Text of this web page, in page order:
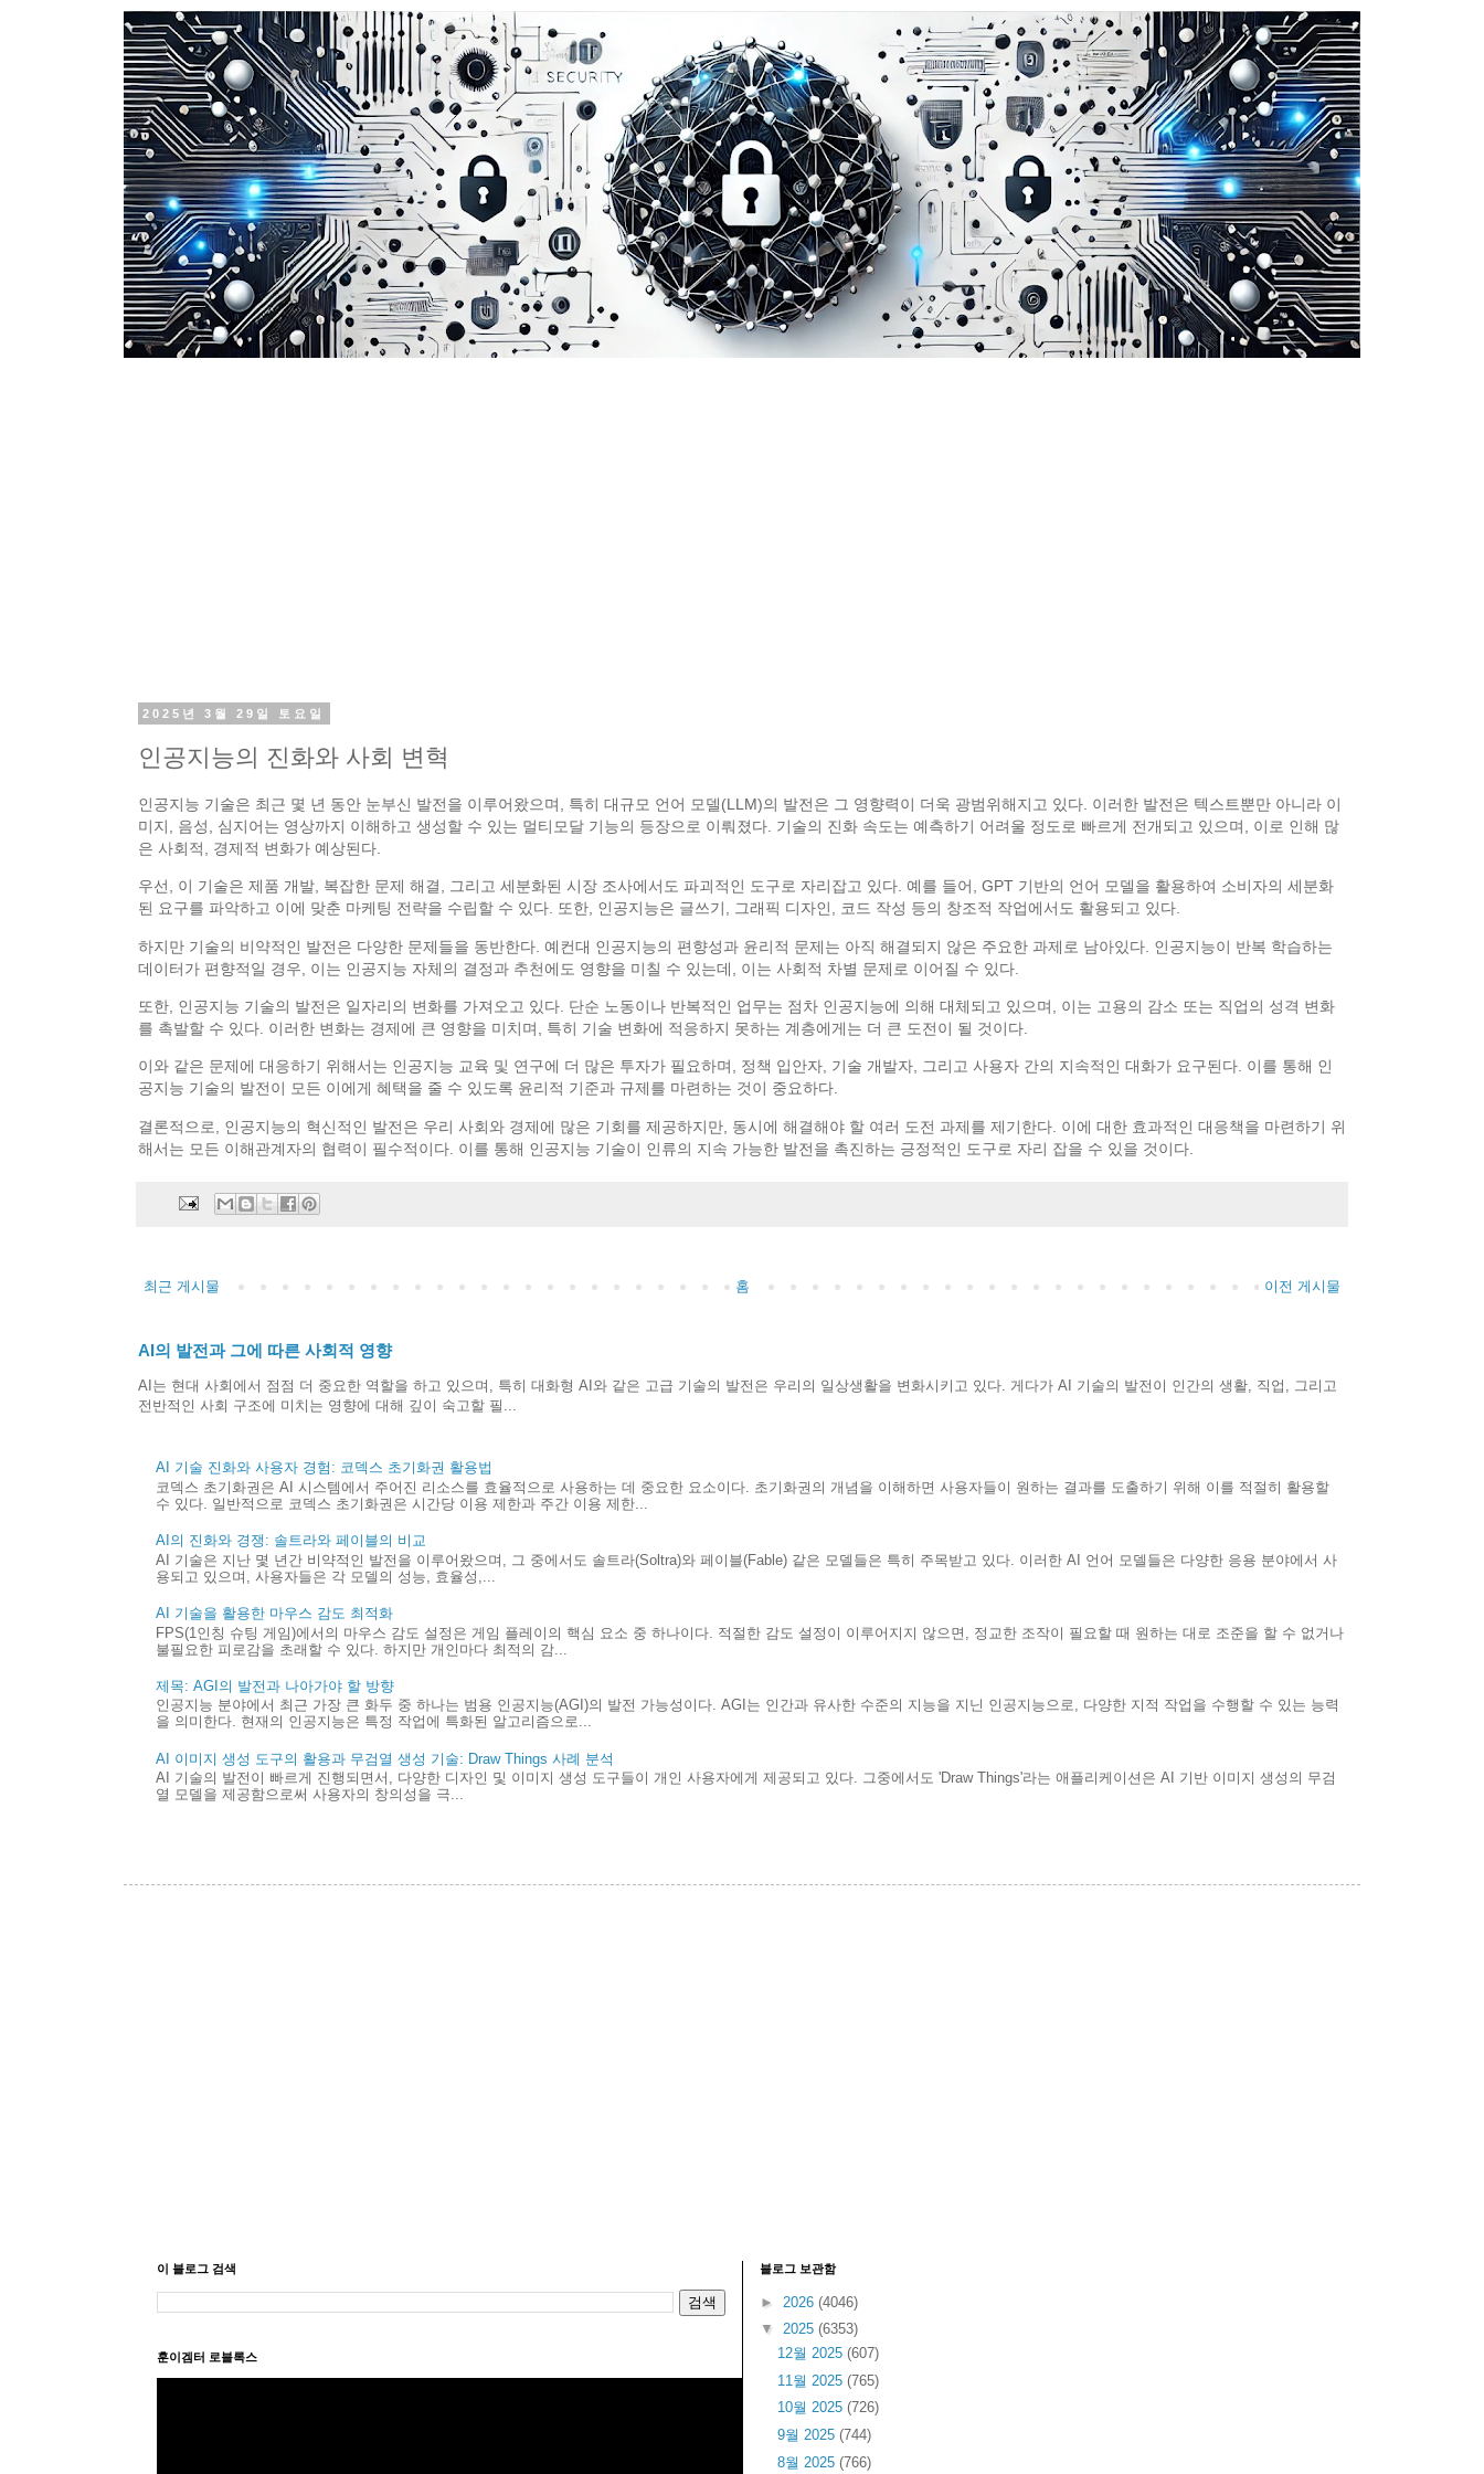
2025년 3월 29일 토요일
인공지능의 진화와 사회 변혁
인공지능 기술은 최근 몇 년 동안 눈부신 발전을 이루어왔으며, 특히 대규모 언어 모델(LLM)의 발전은 그 영향력이 더욱 광범위해지고 있다. 이러한 발전은 텍스트뿐만 아니라 이
미지, 음성, 심지어는 영상까지 이해하고 생성할 수 있는 멀티모달 기능의 등장으로 이뤄졌다. 기술의 진화 속도는 예측하기 어려울 정도로 빠르게 전개되고 있으며, 이로 인해 많
은 사회적, 경제적 변화가 예상된다.
우선, 이 기술은 제품 개발, 복잡한 문제 해결, 그리고 세분화된 시장 조사에서도 파괴적인 도구로 자리잡고 있다. 예를 들어, GPT 기반의 언어 모델을 활용하여 소비자의 세분화
된 요구를 파악하고 이에 맞춘 마케팅 전략을 수립할 수 있다. 또한, 인공지능은 글쓰기, 그래픽 디자인, 코드 작성 등의 창조적 작업에서도 활용되고 있다.
하지만 기술의 비약적인 발전은 다양한 문제들을 동반한다. 예컨대 인공지능의 편향성과 윤리적 문제는 아직 해결되지 않은 주요한 과제로 남아있다. 인공지능이 반복 학습하는
데이터가 편향적일 경우, 이는 인공지능 자체의 결정과 추천에도 영향을 미칠 수 있는데, 이는 사회적 차별 문제로 이어질 수 있다.
또한, 인공지능 기술의 발전은 일자리의 변화를 가져오고 있다. 단순 노동이나 반복적인 업무는 점차 인공지능에 의해 대체되고 있으며, 이는 고용의 감소 또는 직업의 성격 변화
를 촉발할 수 있다. 이러한 변화는 경제에 큰 영향을 미치며, 특히 기술 변화에 적응하지 못하는 계층에게는 더 큰 도전이 될 것이다.
이와 같은 문제에 대응하기 위해서는 인공지능 교육 및 연구에 더 많은 투자가 필요하며, 정책 입안자, 기술 개발자, 그리고 사용자 간의 지속적인 대화가 요구된다. 이를 통해 인
공지능 기술의 발전이 모든 이에게 혜택을 줄 수 있도록 윤리적 기준과 규제를 마련하는 것이 중요하다.
결론적으로, 인공지능의 혁신적인 발전은 우리 사회와 경제에 많은 기회를 제공하지만, 동시에 해결해야 할 여러 도전 과제를 제기한다. 이에 대한 효과적인 대응책을 마련하기 위
해서는 모든 이해관계자의 협력이 필수적이다. 이를 통해 인공지능 기술이 인류의 지속 가능한 발전을 촉진하는 긍정적인 도구로 자리 잡을 수 있을 것이다.
최근 게시물 이전 게시물
홈
AI의 발전과 그에 따른 사회적 영향
AI는 현대 사회에서 점점 더 중요한 역할을 하고 있으며, 특히 대화형 AI와 같은 고급 기술의 발전은 우리의 일상생활을 변화시키고 있다. 게다가 AI 기술의 발전이 인간의 생활, 직업, 그리고
전반적인 사회 구조에 미치는 영향에 대해 깊이 숙고할 필...
AI 기술 진화와 사용자 경험: 코덱스 초기화권 활용법
코덱스 초기화권은 AI 시스템에서 주어진 리소스를 효율적으로 사용하는 데 중요한 요소이다. 초기화권의 개념을 이해하면 사용자들이 원하는 결과를 도출하기 위해 이를 적절히 활용할
수 있다. 일반적으로 코덱스 초기화권은 시간당 이용 제한과 주간 이용 제한...
AI의 진화와 경쟁: 솔트라와 페이블의 비교
AI 기술은 지난 몇 년간 비약적인 발전을 이루어왔으며, 그 중에서도 솔트라(Soltra)와 페이블(Fable) 같은 모델들은 특히 주목받고 있다. 이러한 AI 언어 모델들은 다양한 응용 분야에서 사
용되고 있으며, 사용자들은 각 모델의 성능, 효율성,...
AI 기술을 활용한 마우스 감도 최적화
FPS(1인칭 슈팅 게임)에서의 마우스 감도 설정은 게임 플레이의 핵심 요소 중 하나이다. 적절한 감도 설정이 이루어지지 않으면, 정교한 조작이 필요할 때 원하는 대로 조준을 할 수 없거나
불필요한 피로감을 초래할 수 있다. 하지만 개인마다 최적의 감...
제목: AGI의 발전과 나아가야 할 방향
인공지능 분야에서 최근 가장 큰 화두 중 하나는 범용 인공지능(AGI)의 발전 가능성이다. AGI는 인간과 유사한 수준의 지능을 지닌 인공지능으로, 다양한 지적 작업을 수행할 수 있는 능력
을 의미한다. 현재의 인공지능은 특정 작업에 특화된 알고리즘으로...
AI 이미지 생성 도구의 활용과 무검열 생성 기술: Draw Things 사례 분석
AI 기술의 발전이 빠르게 진행되면서, 다양한 디자인 및 이미지 생성 도구들이 개인 사용자에게 제공되고 있다. 그중에서도 'Draw Things'라는 애플리케이션은 AI 기반 이미지 생성의 무검
열 모델을 제공함으로써 사용자의 창의성을 극...
이 블로그 검색
훈이겜터 로블록스
블로그 보관함
► 2026 (4046)
▼ 2025 (6353)
12월 2025 (607)
11월 2025 (765)
10월 2025 (726)
9월 2025 (744)
8월 2025 (766)